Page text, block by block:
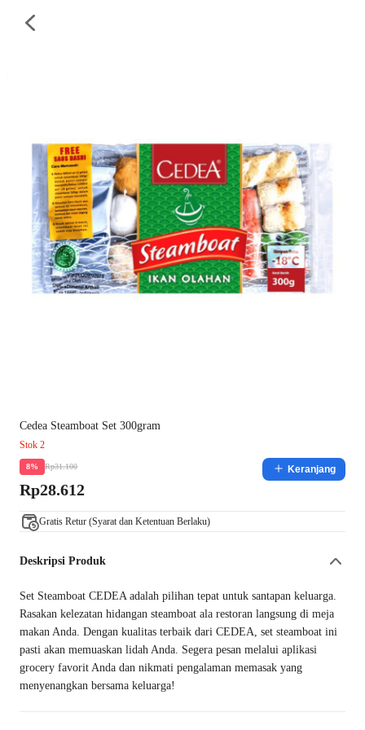
Cedea Steamboat Set 300gram
Stok 2
8% Rp31.100
Rp28.612
Keranjang
Gratis Retur (Syarat dan Ketentuan Berlaku)
Deskripsi Produk
Set Steamboat CEDEA adalah pilihan tepat untuk santapan keluarga.
Rasakan kelezatan hidangan steamboat ala restoran langsung di meja
makan Anda. Dengan kualitas terbaik dari CEDEA, set steamboat ini
pasti akan memuaskan lidah Anda. Segera pesan melalui aplikasi
grocery favorit Anda dan nikmati pengalaman memasak yang
menyenangkan bersama keluarga!